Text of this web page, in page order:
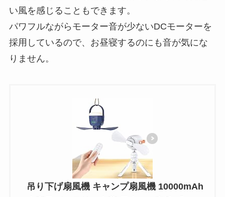
い風を感じることもできます。
パワフルながらモーター音が少ないDCモーターを
採用しているので、お昼寝するのにも音が気にな
りません。
吊り下げ扇風機 キャンプ扇風機 10000mAh